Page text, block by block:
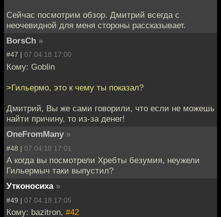
Сейчас посмотрим обзор. Дмитрий всегда с
неочевидной для меня стороны рассказывает.
BorsCh »
#47 | 07.04.18 17:00
Кому: Goblin
>Гильермо, это к чему ты показал?
Дмитрий, Вы же сами говорили, что если не можешь
найти причину, то из-за денег!
OneFromMany »
#48 | 07.04.18 17:01
А когда вы посмотрели Хребты безумия, неужели
Гильермыч таки выпустил?
Утконосиха »
#49 | 07.04.18 17:05
Кому: bazitron, #42